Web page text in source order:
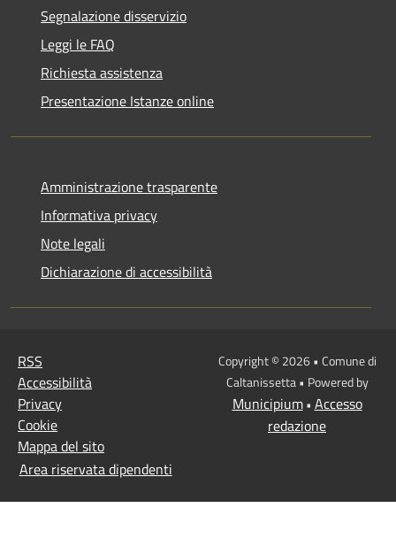
Segnalazione disservizio
Leggi le FAQ
Richiesta assistenza
Presentazione Istanze online
Amministrazione trasparente
Informativa privacy
Note legali
Dichiarazione di accessibilità
RSS
Accessibilità
Privacy
Cookie
Mappa del sito
Area riservata dipendenti
Copyright © 2026 • Comune di
Caltanissetta • Powered by
Municipium• Accesso
redazione